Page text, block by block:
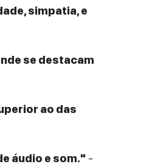
simpatia, e
se destacam
ao das
áudio e som." -